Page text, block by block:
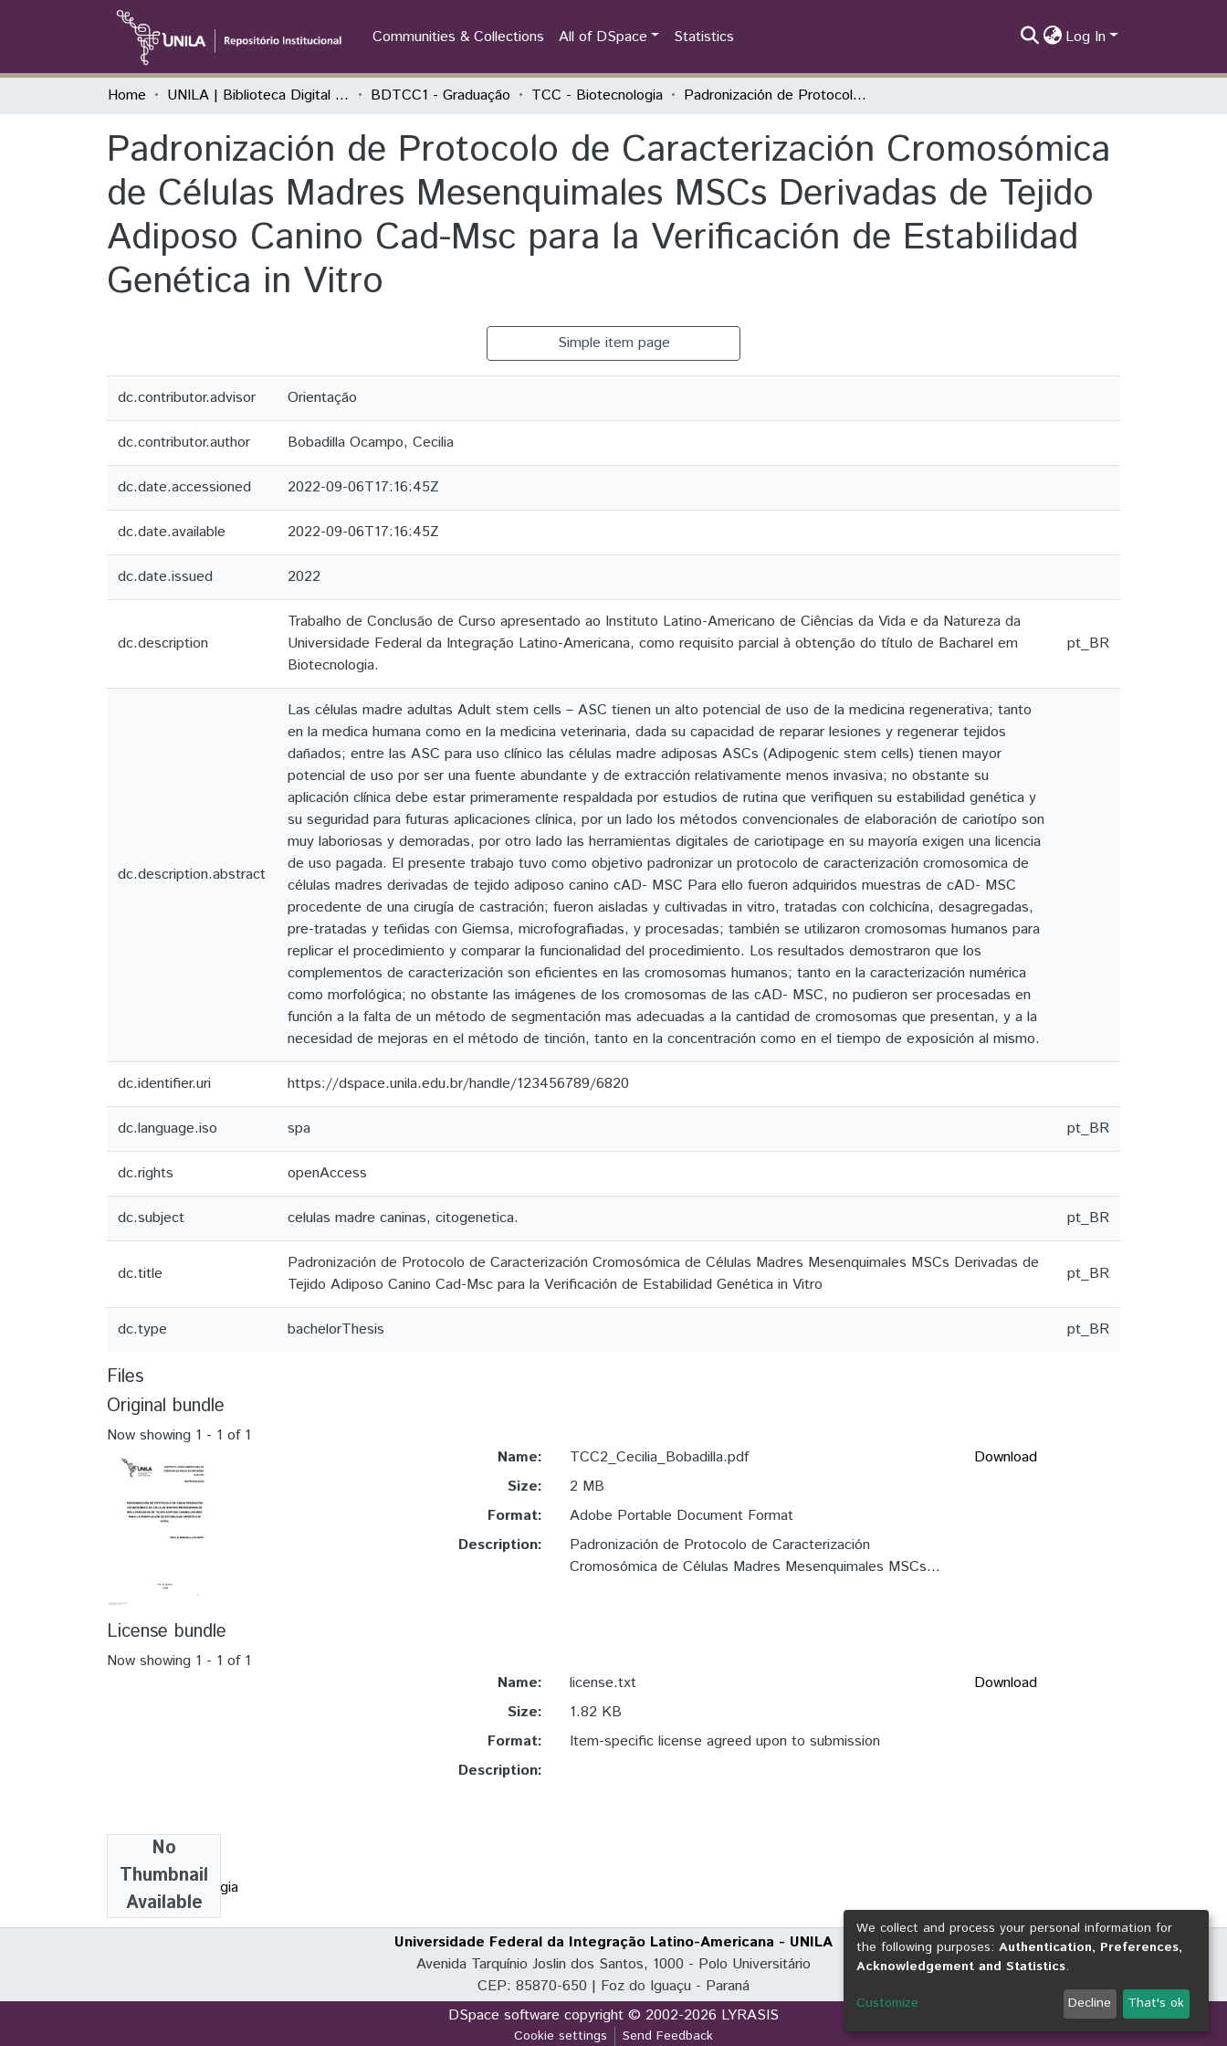
Communities & Collections All of DSpace Statistics Log In
Home UNILA | Biblioteca Digital de Trabalhos de Conclusão de Curso BDTCC1 - Graduação TCC - Biotecnologia Padronización de Protocolo de Caracterización Cromosómica de Células Madres Mesenquimales MSCs Derivadas de Tejido Adiposo Canino Cad-Msc para la Verificación de Estabilidad Genética in Vitro
Padronización de Protocolo de Caracterización Cromosómica
de Células Madres Mesenquimales MSCs Derivadas de Tejido
Adiposo Canino Cad-Msc para la Verificación de Estabilidad
Genética in Vitro
Simple item page
dc.contributor.advisor Orientação
dc.contributor.author Bobadilla Ocampo, Cecilia
dc.date.accessioned 2022-09-06T17:16:45Z
dc.date.available 2022-09-06T17:16:45Z
dc.date.issued 2022
dc.description
Trabalho de Conclusão de Curso apresentado ao Instituto Latino-Americano de Ciências da Vida e da Natureza da
Universidade Federal da Integração Latino-Americana, como requisito parcial à obtenção do título de Bacharel em
Biotecnologia.
pt_BR
dc.description.abstract
Las células madre adultas Adult stem cells – ASC tienen un alto potencial de uso de la medicina regenerativa; tanto
en la medica humana como en la medicina veterinaria, dada su capacidad de reparar lesiones y regenerar tejidos
dañados; entre las ASC para uso clínico las células madre adiposas ASCs (Adipogenic stem cells) tienen mayor
potencial de uso por ser una fuente abundante y de extracción relativamente menos invasiva; no obstante su
aplicación clínica debe estar primeramente respaldada por estudios de rutina que verifiquen su estabilidad genética y
su seguridad para futuras aplicaciones clínica, por un lado los métodos convencionales de elaboración de cariotípo son
muy laboriosas y demoradas, por otro lado las herramientas digitales de cariotipage en su mayoría exigen una licencia
de uso pagada. El presente trabajo tuvo como objetivo padronizar un protocolo de caracterización cromosomica de
células madres derivadas de tejido adiposo canino cAD- MSC Para ello fueron adquiridos muestras de cAD- MSC
procedente de una cirugía de castración; fueron aisladas y cultivadas in vitro, tratadas con colchicína, desagregadas,
pre-tratadas y teñidas con Giemsa, microfografiadas, y procesadas; también se utilizaron cromosomas humanos para
replicar el procedimiento y comparar la funcionalidad del procedimiento. Los resultados demostraron que los
complementos de caracterización son eficientes en las cromosomas humanos; tanto en la caracterización numérica
como morfológica; no obstante las imágenes de los cromosomas de las cAD- MSC, no pudieron ser procesadas en
función a la falta de un método de segmentación mas adecuadas a la cantidad de cromosomas que presentan, y a la
necesidad de mejoras en el método de tinción, tanto en la concentración como en el tiempo de exposición al mismo.
dc.identifier.uri https://dspace.unila.edu.br/handle/123456789/6820
dc.language.iso spa pt_BR
dc.rights openAccess
dc.subject celulas madre caninas, citogenetica. pt_BR
dc.title
Padronización de Protocolo de Caracterización Cromosómica de Células Madres Mesenquimales MSCs Derivadas de
Tejido Adiposo Canino Cad-Msc para la Verificación de Estabilidad Genética in Vitro
pt_BR
dc.type bachelorThesis pt_BR
Files
Original bundle
Now showing 1 - 1 of 1
Name:
TCC2_Cecilia_Bobadilla.pdf
Size:
2 MB
Format:
Adobe Portable Document Format
Description:
Padronización de Protocolo de Caracterización
Cromosómica de Células Madres Mesenquimales MSCs...
Download
License bundle
Now showing 1 - 1 of 1
No
Thumbnail
Available
Name:
license.txt
Size:
1.82 KB
Format:
Item-specific license agreed upon to submission
Description:
Download
Collections
TCC - Biotecnologia
Universidade Federal da Integração Latino-Americana - UNILA
Avenida Tarquínio Joslin dos Santos, 1000 - Polo Universitário
CEP: 85870-650 | Foz do Iguaçu - Paraná
DSpace software copyright © 2002-2026 LYRASIS
Cookie settings Send Feedback
We collect and process your personal information for
the following purposes: Authentication, Preferences,
Acknowledgement and Statistics.
Customize Decline That's ok